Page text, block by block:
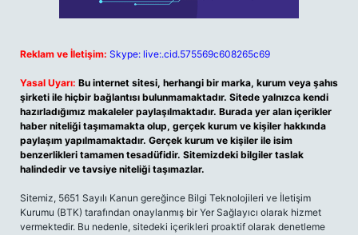
Reklam ve İletişim: Skype: live:.cid.575569c608265c69
Yasal Uyarı: Bu internet sitesi, herhangi bir marka, kurum veya şahıs
şirketi ile hiçbir bağlantısı bulunmamaktadır. Sitede yalnızca kendi
hazırladığımız makaleler paylaşılmaktadır. Burada yer alan içerikler
haber niteliği taşımamakta olup, gerçek kurum ve kişiler hakkında
paylaşım yapılmamaktadır. Gerçek kurum ve kişiler ile isim
benzerlikleri tamamen tesadüfidir. Sitemizdeki bilgiler taslak
halindedir ve tavsiye niteliği taşımazlar.
Sitemiz, 5651 Sayılı Kanun gereğince Bilgi Teknolojileri ve İletişim
Kurumu (BTK) tarafından onaylanmış bir Yer Sağlayıcı olarak hizmet
vermektedir. Bu nedenle, sitedeki içerikleri proaktif olarak denetleme